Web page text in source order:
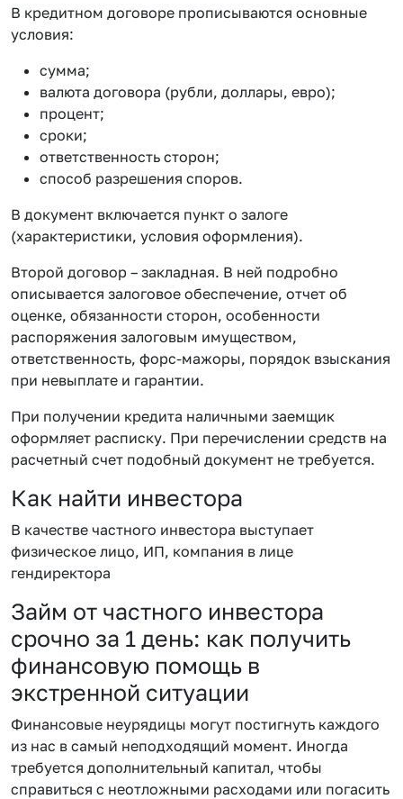
В кредитном договоре прописываются основные
условия:
сумма;
валюта договора (рубли, доллары, евро);
процент;
сроки;
ответственность сторон;
способ разрешения споров.
В документ включается пункт о залоге
(характеристики, условия оформления).
Второй договор – закладная. В ней подробно
описывается залоговое обеспечение, отчет об
оценке, обязанности сторон, особенности
распоряжения залоговым имуществом,
ответственность, форс-мажоры, порядок взыскания
при невыплате и гарантии.
При получении кредита наличными заемщик
оформляет расписку. При перечислении средств на
расчетный счет подобный документ не требуется.
Как найти инвестора
В качестве частного инвестора выступает
физическое лицо, ИП, компания в лице
гендиректора
Займ от частного инвестора
срочно за 1 день: как получить
финансовую помощь в
экстренной ситуации
Финансовые неурядицы могут постигнуть каждого
из нас в самый неподходящий момент. Иногда
требуется дополнительный капитал, чтобы
справиться с неотложными расходами или погасить